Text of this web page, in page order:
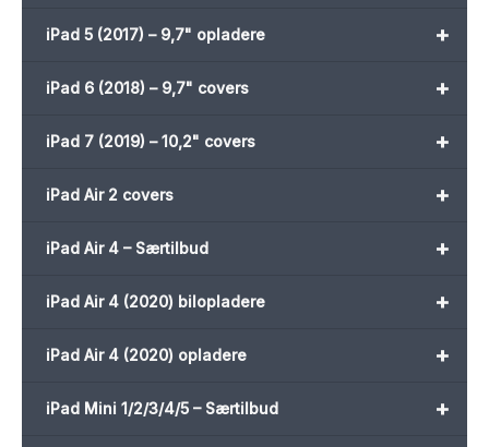
+
iPad 5 (2017) – 9,7" opladere
+
iPad 6 (2018) – 9,7" covers
+
iPad 7 (2019) – 10,2" covers
+
iPad Air 2 covers
+
iPad Air 4 – Særtilbud
+
iPad Air 4 (2020) bilopladere
+
iPad Air 4 (2020) opladere
+
iPad Mini 1/2/3/4/5 – Særtilbud